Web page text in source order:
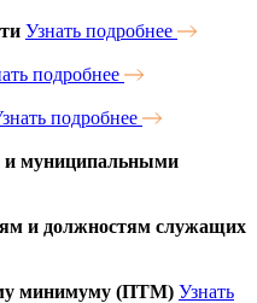
Узнать подробнее
подробнее
подробнее
и муниципальными
и должностям служащих
минимуму (ПТМ) Узнать